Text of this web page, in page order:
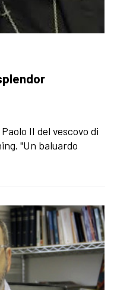
II del vescovo di
"Un baluardo